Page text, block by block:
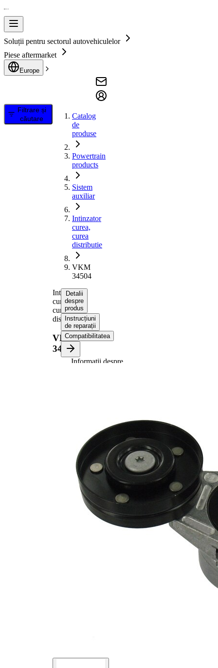
Soluții pentru sectorul autovehiculelor
Piese aftermarket
Europe
Filtrare și
căutare
Catalog
de
produse
Powertrain
products
Sistem
auxiliar
Intinzator
curea,
curea
distributie
VKM
34504
Intinzator
curea,
curea
distributie
VKM
34504
Detalii
despre
produs
Instrucțiuni
de reparații
Compatibilitatea
Informații despre
automatic